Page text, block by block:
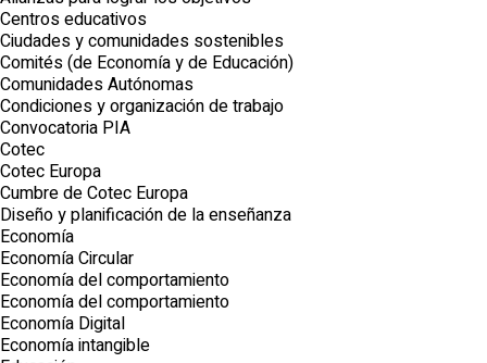
Centros educativos
Ciudades y comunidades sostenibles
Comités (de Economía y de Educación)
Comunidades Autónomas
Condiciones y organización de trabajo
Convocatoria PIA
Cotec
Cotec Europa
Cumbre de Cotec Europa
Diseño y planificación de la enseñanza
Economía
Economía Circular
Economía del comportamiento
Economía del comportamiento
Economía Digital
Economía intangible